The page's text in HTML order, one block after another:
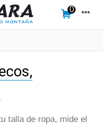
0
talla de ropa, mide el